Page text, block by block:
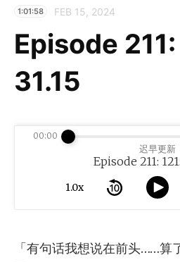
1:01:58 FEB 15, 2024
Episode 211:
31.15
迟早更新
Episode 211:
1.0x
00:00
「有句话我想说在前头……算